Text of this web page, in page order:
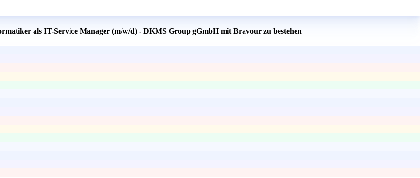
als IT-Service Manager (m/w/d) - DKMS Group gGmbH mit Bravour zu bestehen